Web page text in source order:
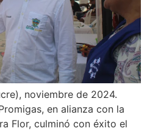
noviembre de 2024.
en alianza con la
Flor, culminó con éxito el